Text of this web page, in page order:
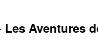
Aventures